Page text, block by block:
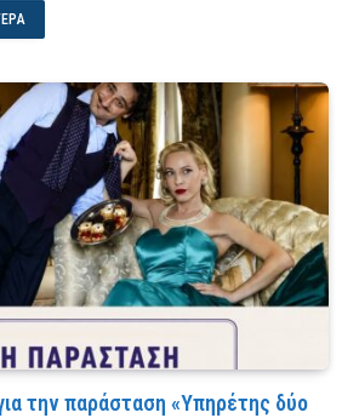
την παράσταση «Υπηρέτης δύο